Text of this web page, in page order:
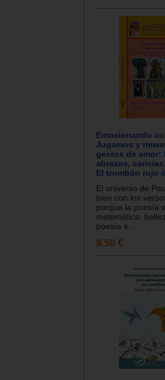
Emocionando
Jugamos y
gestos de amor:
abrazos,
El trombón rojo
El universo de
bien con los
porque la poesía
matemática,
poesía e...
9.50 €